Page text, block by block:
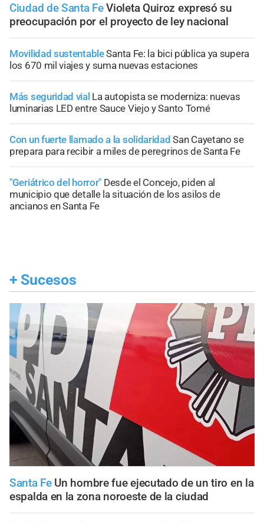
Ciudad de Santa Fe Violeta Quiroz expresó su
preocupación por el proyecto de ley nacional
Movilidad sustentableSanta Fe: la bici pública ya supera
los 670 mil viajes y suma nuevas estaciones
Más seguridad vial La autopista se moderniza: nuevas
luminarias LED entre Sauce Viejo y Santo Tomé
Con un fuerte llamado a la solidaridad San Cayetano se
prepara para recibir a miles de peregrinos de Santa Fe
"Geriátrico del horror" Desde el Concejo, piden al
municipio que detalle la situación de los asilos de
ancianos en Santa Fe
+ Sucesos
Santa Fe Un hombre fue ejecutado de un tiro en la
espalda en la zona noroeste de la ciudad